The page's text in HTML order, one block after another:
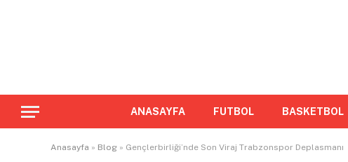
ANASAYFA FUTBOL BASKETBOL
Anasayfa » Blog » Gençlerbirliği’nde Son Viraj Trabzonspor Deplasmanı